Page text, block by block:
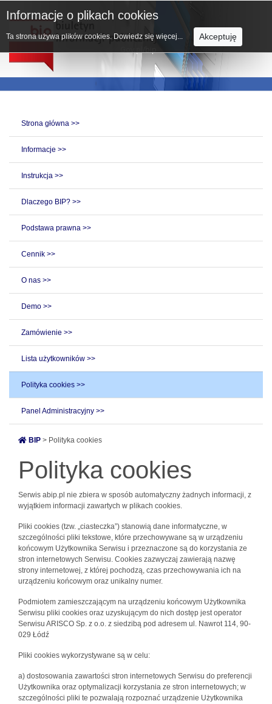
Strona główna >>
Informacje >>
Instrukcja >>
Dlaczego BIP? >>
Podstawa prawna >>
Cennik >>
O nas >>
Demo >>
Zamówienie >>
Lista użytkowników >>
Polityka cookies >>
Panel Administracyjny >>
BIP > Polityka cookies
Polityka cookies
Serwis abip.pl nie zbiera w sposób automatyczny żadnych informacji, z
wyjątkiem informacji zawartych w plikach cookies.
Pliki cookies (tzw. „ciasteczka”) stanowią dane informatyczne, w
szczególności pliki tekstowe, które przechowywane są w urządzeniu
końcowym Użytkownika Serwisu i przeznaczone są do korzystania ze
stron internetowych Serwisu. Cookies zazwyczaj zawierają nazwę
strony internetowej, z której pochodzą, czas przechowywania ich na
urządzeniu końcowym oraz unikalny numer.
Podmiotem zamieszczającym na urządzeniu końcowym Użytkownika
Serwisu pliki cookies oraz uzyskującym do nich dostęp jest operator
Serwisu ARISCO Sp. z o.o. z siedzibą pod adresem ul. Nawrot 114, 90-
029 Łódź
Pliki cookies wykorzystywane są w celu:
a) dostosowania zawartości stron internetowych Serwisu do preferencji
Użytkownika oraz optymalizacji korzystania ze stron internetowych; w
szczególności pliki te pozwalają rozpoznać urządzenie Użytkownika
Informacje o plikach cookies
Ta strona używa plików cookies. Dowiedz się więcej... Akceptuję